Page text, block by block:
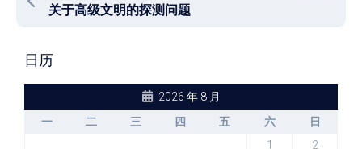
关于高级文明的探测问题
日历
2026 年 8 月
一
二 三 四 五 六
日
1
2